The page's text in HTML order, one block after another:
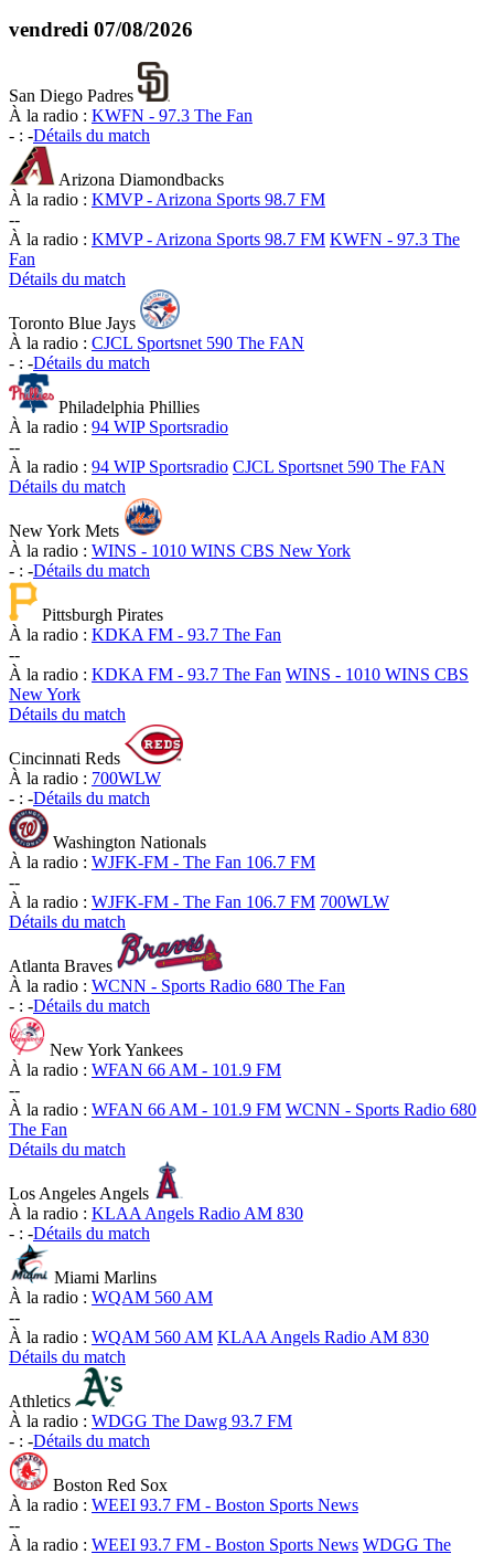
vendredi 07/08/2026
San Diego Padres
À la radio : KWFN - 97.3 The Fan
- : -Détails du match
Arizona Diamondbacks
À la radio : KMVP - Arizona Sports 98.7 FM
--
À la radio : KMVP - Arizona Sports 98.7 FM KWFN - 97.3 The
Fan
Détails du match
Toronto Blue Jays
À la radio : CJCL Sportsnet 590 The FAN
- : -Détails du match
Philadelphia Phillies
À la radio : 94 WIP Sportsradio
--
À la radio : 94 WIP Sportsradio CJCL Sportsnet 590 The FAN
Détails du match
New York Mets
À la radio : WINS - 1010 WINS CBS New York
- : -Détails du match
Pittsburgh Pirates
À la radio : KDKA FM - 93.7 The Fan
--
À la radio : KDKA FM - 93.7 The Fan WINS - 1010 WINS CBS
New York
Détails du match
Cincinnati Reds
À la radio : 700WLW
- : -Détails du match
Washington Nationals
À la radio : WJFK-FM - The Fan 106.7 FM
--
À la radio : WJFK-FM - The Fan 106.7 FM 700WLW
Détails du match
Atlanta Braves
À la radio : WCNN - Sports Radio 680 The Fan
- : -Détails du match
New York Yankees
À la radio : WFAN 66 AM - 101.9 FM
--
À la radio : WFAN 66 AM - 101.9 FM WCNN - Sports Radio 680
The Fan
Détails du match
Los Angeles Angels
À la radio : KLAA Angels Radio AM 830
- : -Détails du match
Miami Marlins
À la radio : WQAM 560 AM
--
À la radio : WQAM 560 AM KLAA Angels Radio AM 830
Détails du match
Athletics
À la radio : WDGG The Dawg 93.7 FM
- : -Détails du match
Boston Red Sox
À la radio : WEEI 93.7 FM - Boston Sports News
--
À la radio : WEEI 93.7 FM - Boston Sports News WDGG The